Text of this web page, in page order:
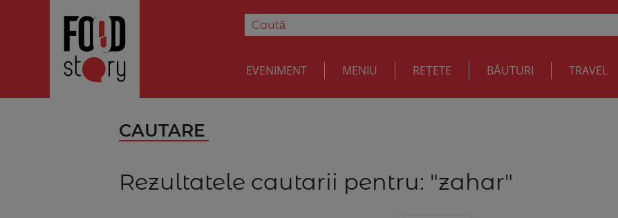
EVENIMENT MENIU REȚETE BĂUTURI TRAVEL
CAUTARE
Rezultatele cautarii pentru: "zahar"